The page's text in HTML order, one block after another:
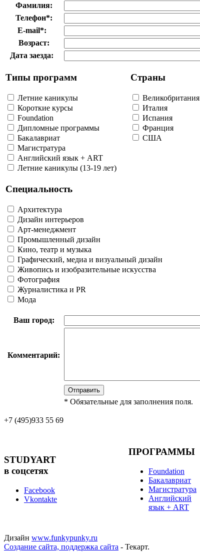
Фамилия:
Телефон*:
E-mail*:
Возраст:
Дата заезда:
Типы программ
Летние каникулы
Короткие курсы
Foundation
Дипломные программы
Бакалавриат
Магистратура
Английский язык + ART
Летние каникулы (13-19 лет)
Страны
Великобритания
Италия
Испания
Франция
США
Специальность
Архитектура
Дизайн интерьеров
Арт-менеджмент
Промышленный дизайн
Кино, театр и музыка
Графический, медиа и визуальный дизайн
Живопись и изобразительные искусства
Фотография
Журналистика и PR
Мода
Ваш город:
Комментарий:
* Обязательные для заполнения поля.
+7 (495)933 55 69
STUDYART
в соцсетях
Facebook
Vkontakte
ПРОГРАММЫ
Foundation
Бакалавриат
Магистратура
Английский
язык + ART
Дизайн www.funkypunky.ru
Создание сайта, поддержка сайта - Текарт.